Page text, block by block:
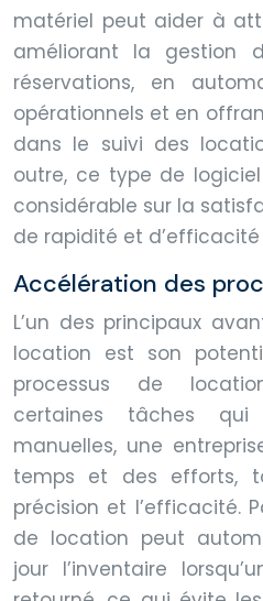
matériel peut aider à
améliorant la gestion
réservations, en
opérationnels et en
dans le suivi des
outre, ce type de
considérable sur la
de rapidité et d’efficacité
Accélération des
L’un des principaux
location est son
processus de
certaines tâches qui
manuelles, une
temps et des efforts,
précision et l’efficacité.
de location peut
jour l’inventaire